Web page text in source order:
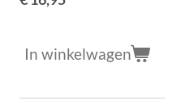
In winkelwagen